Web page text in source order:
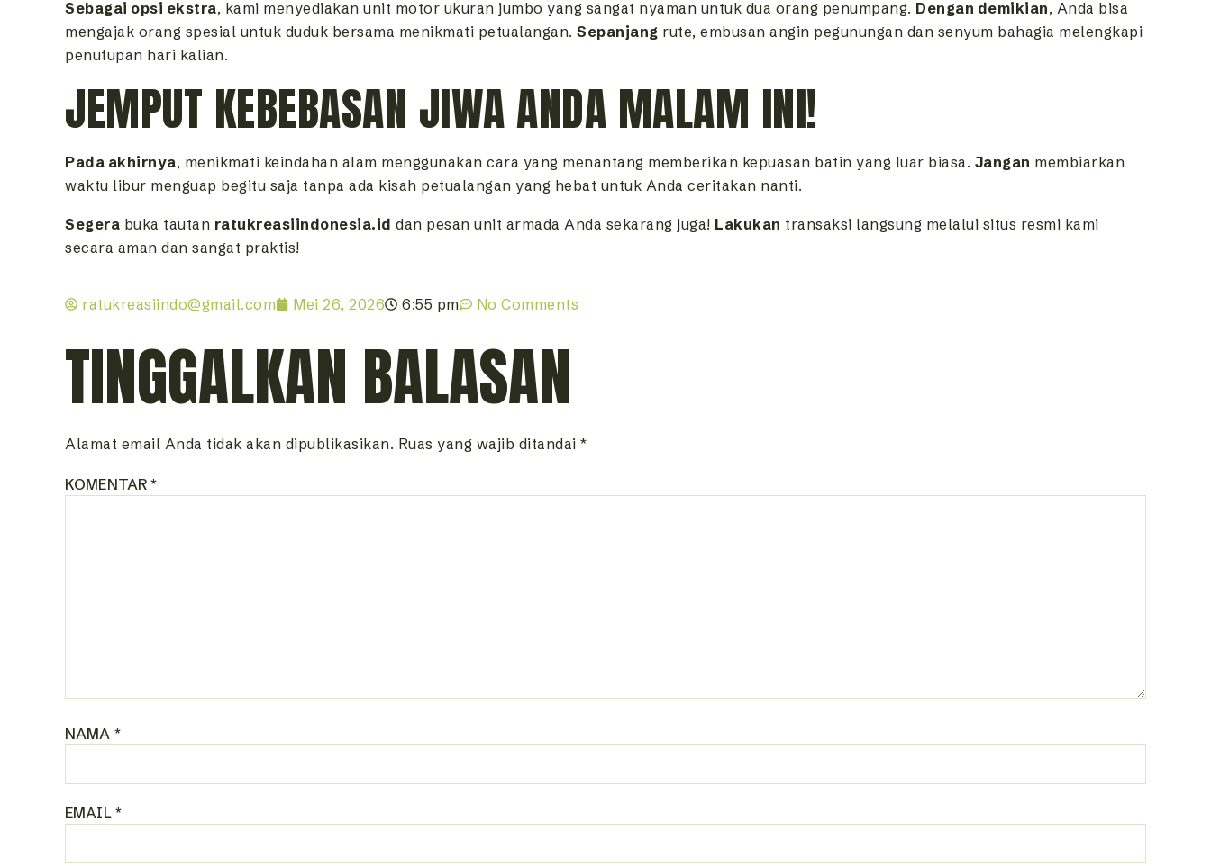
Sebagai opsi ekstra, kami menyediakan unit motor ukuran jumbo yang sangat nyaman untuk dua orang penumpang. Dengan demikian, Anda bisa
mengajak orang spesial untuk duduk bersama menikmati petualangan. Sepanjang rute, embusan angin pegunungan dan senyum bahagia melengkapi
penutupan hari kalian.
JEMPUT KEBEBASAN JIWA ANDA MALAM INI!
Pada akhirnya, menikmati keindahan alam menggunakan cara yang menantang memberikan kepuasan batin yang luar biasa. Jangan membiarkan
waktu libur menguap begitu saja tanpa ada kisah petualangan yang hebat untuk Anda ceritakan nanti.
Segera buka tautan ratukreasiindonesia.id dan pesan unit armada Anda sekarang juga! Lakukan transaksi langsung melalui situs resmi kami
secara aman dan sangat praktis!
ratukreasiindo@gmail.com Mei 26, 2026 6:55 pm No Comments
TINGGALKAN BALASAN
Alamat email Anda tidak akan dipublikasikan. Ruas yang wajib ditandai *
KOMENTAR*
NAMA *
EMAIL *